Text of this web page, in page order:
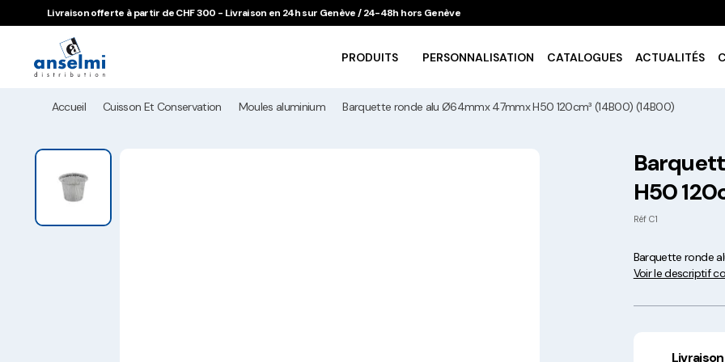
Aller au contenu
Aller à la navigation principale
Livraison offerte à partir de CHF 300 - Livraison en 24h sur Genève / 24-48h hors Genève
PRODUITS PERSONNALISATION CATALOGUES ACTUALITÉS
Accueil Cuisson Et Conservation Moules aluminium Barquette ronde alu Ø64mmx 47mmx H50 120cm³ (14B00) (14B00)
H50
Réf C1
Barquette ronde
Voir le descriptif